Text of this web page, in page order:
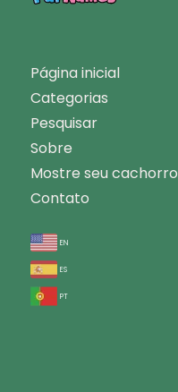
Página inicial
Categorias
Pesquisar
Sobre
Mostre seu cachorro
Contato
en
es
pt